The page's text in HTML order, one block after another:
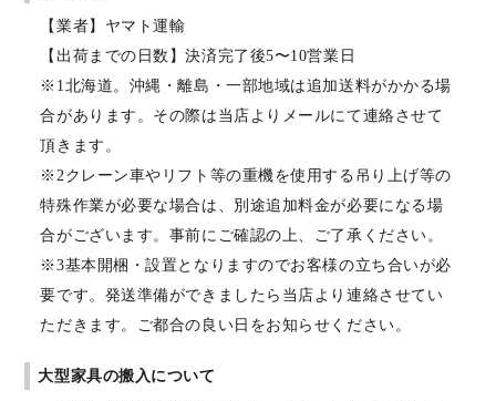
【業者】ヤマト運輸
【出荷までの日数】決済完了後5〜10営業日
※1北海道。沖縄・離島・一部地域は追加送料がかかる場
合があります。その際は当店よりメールにて連絡させて
頂きます。
※2クレーン車やリフト等の重機を使用する吊り上げ等の
特殊作業が必要な場合は、別途追加料金が必要になる場
合がございます。事前にご確認の上、ご了承ください。
※3基本開梱・設置となりますのでお客様の立ち合いが必
要です。発送準備ができましたら当店より連絡させてい
ただきます。ご都合の良い日をお知らせください。
大型家具の搬入について